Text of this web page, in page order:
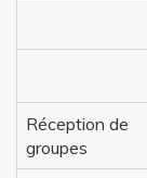
Réception de
groupes